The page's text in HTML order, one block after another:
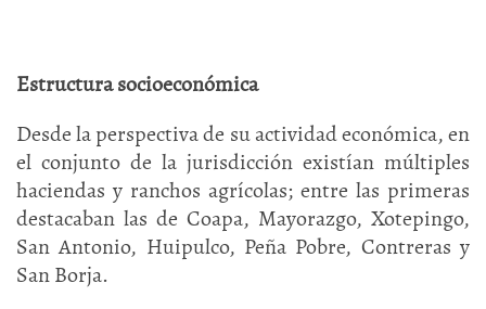
Estructura socioeconómica
Desde la perspectiva de su actividad económica, en
el conjunto de la jurisdicción existían múltiples
haciendas y ranchos agrícolas; entre las primeras
destacaban las de Coapa, Mayorazgo, Xotepingo,
San Antonio, Huipulco, Peña Pobre, Contreras y
San Borja.